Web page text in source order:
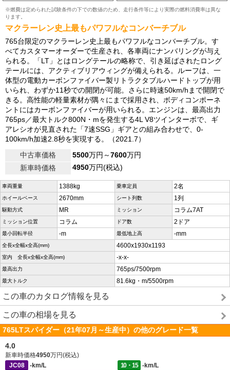
※燃費は定められた試験条件の下での数値のため、走行条件等により実際の燃料消費率は異な
ります。
マクラーレン史上最もパワフルなコンバーチブル
765台限定のマクラーレン史上最もパワフルなコンバーチブル。す
べてカスタマーオーダーで生産され、各車両にナンバリングが与え
られる。「LT」とはロングテールの略称で、引き延ばされたロング
テールには、アクティブリアウィングが備えられる。ルーフは、一
体型の電動カーボンファイバー製リトラクタブルハードトップが用
いられ、わずか11秒での開閉が可能。さらに時速50km/hまで開閉で
きる。高性能の軽量素材が隅々にまで採用され、ボディコンポーネ
ントにはカーボンファイバーが用いられる。エンジンは、最高出力
765ps／最大トルク800N・mを発生する4L V8ツインターボで、ギ
アレシオが見直された「7速SSG」ギアとの組み合わせで、0-
100km/h加速2.8秒を実現する。（2021.7）
中古車価格
5500万円～7600万円
新車時価格
4950万円(税込)
車両重量 1388kg 乗車定員 2名
ホイールベース 2670mm シート列数 1列
駆動方式 MR ミッション コラム7AT
ミッション位置 コラム ドア数 2ドア
最小回転半径 -m 最低地上高 -mm
全長x全幅x全高(mm) 4600x1930x1193
室内 全長x全幅x全高(mm) -x-x-
最高出力 765ps/7500rpm
最大トルク 81.6kg・m/5500rpm
この車のカタログ情報を見る
この車の相場を見る
765LTスパイダー（21年07月～生産中）の他のグレード一覧
4.0
新車時価格4950万円(税込)
JC08
-km/L 10・15
-km/L